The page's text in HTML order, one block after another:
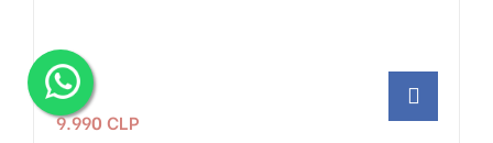
Precio
9.990 CLP